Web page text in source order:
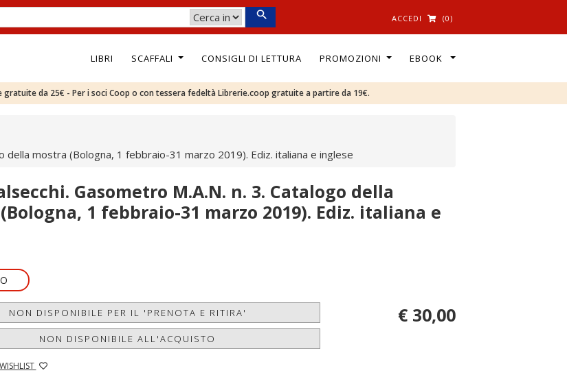
ACCEDI (0)
LIBRI SCAFFALI CONSIGLI DI LETTURA PROMOZIONI EBOOK
gratuite da 25€ - Per i soci Coop o con tessera fedeltà Librerie.coop gratuite a partire da 19€.
della mostra (Bologna, 1 febbraio-31 marzo 2019). Ediz. italiana e inglese
Gasometro M.A.N. n. 3. Catalogo della
1 febbraio-31 marzo 2019). Ediz. italiana e
NON DISPONIBILE PER IL 'PRENOTA E RITIRA'
NON DISPONIBILE ALL'ACQUISTO
€ 30,00